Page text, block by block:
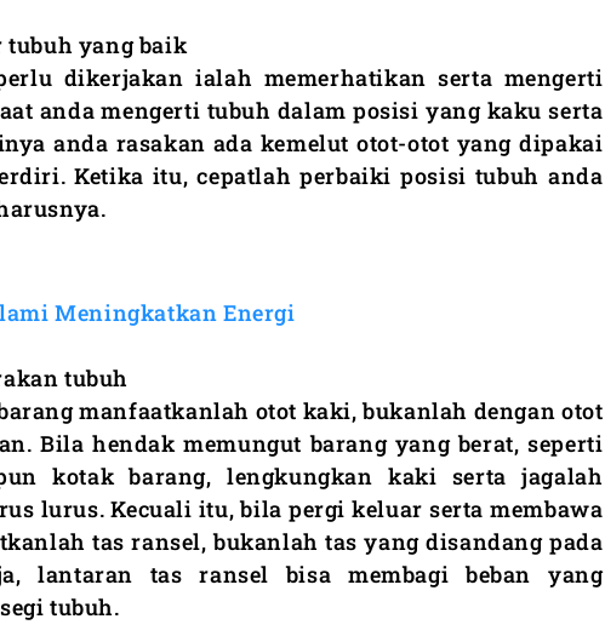
tubuh yang baik
dikerjakan ialah memerhatikan serta mengerti
anda mengerti tubuh dalam posisi yang kaku serta
anda rasakan ada kemelut otot-otot yang dipakai
Ketika itu, cepatlah perbaiki posisi tubuh anda
Meningkatkan Energi
tubuh
manfaatkanlah otot kaki, bukanlah dengan otot
Bila hendak memungut barang yang berat, seperti
kotak barang, lengkungkan kaki serta jagalah
lurus. Kecuali itu, bila pergi keluar serta membawa
tas ransel, bukanlah tas yang disandang pada
lantaran tas ransel bisa membagi beban yang
tubuh.